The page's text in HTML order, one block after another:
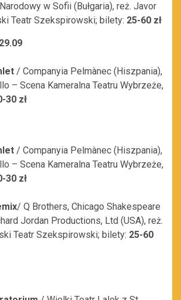
w Sofii (Bułgaria), reż. Javor
Teatr Szekspirowski; bilety: 25-60 zł
/ Companyia Pelmànec (Hiszpania),
– Scena Kameralna Teatru Wybrzeże,
30 zł
/ Companyia Pelmànec (Hiszpania),
– Scena Kameralna Teatru Wybrzeże,
30 zł
/ Q Brothers, Chicago Shakespeare
Jordan Productions, Ltd (USA), reż.
Teatr Szekspirowski; bilety: 25-60